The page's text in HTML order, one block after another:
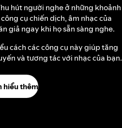
hút người nghe ở những khoảnh
cụ chiến dịch, âm nhạc của
giả ngay khi họ sẵn sàng nghe.
cách các công cụ này giúp tăng
và tương tác với nhạc của bạn.
hiểu thêm